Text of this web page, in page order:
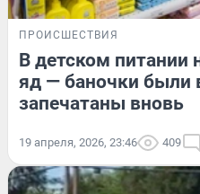
ПРОИСШЕСТВИЯ
В детском
яд — баночки были
запечатаны вновь
19 апреля, 2026, 23:46 409